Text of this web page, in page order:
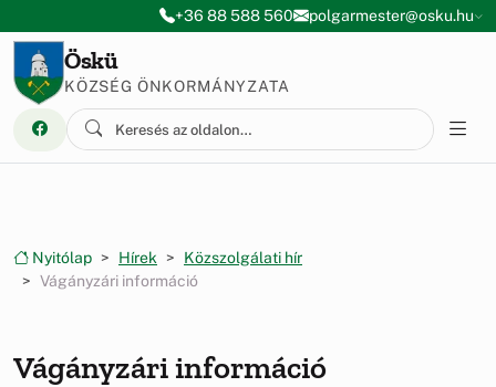
Ugrás a menüre
Ugrás a tartalomra+36 88 588 560 polgarmester@osku.hu
Öskü
KÖZSÉG ÖNKORMÁNYZATA
Nyitólap Hírek
Közszolgálati hír
Vágányzári információ
Vágányzári információ